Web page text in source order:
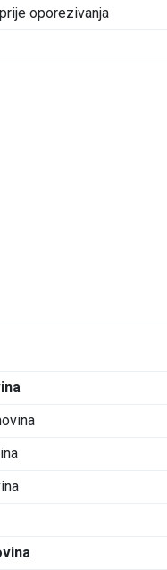
oporezivanja